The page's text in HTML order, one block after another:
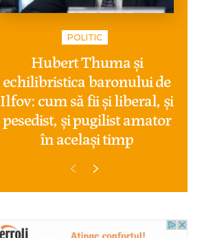
POLITIC
Hubert Thuma și
echilibristica baronului de
Ilfov: cum să fii și liberal, și
pesedist, și pugilist amator
în același timp